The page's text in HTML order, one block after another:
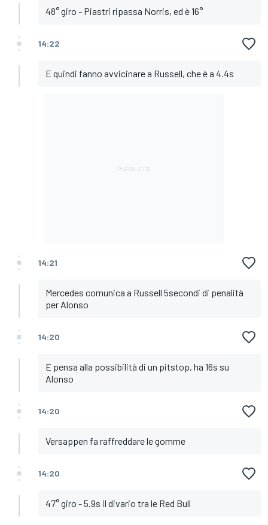
48° giro - Piastri ripassa Norris, ed è 16°
14:22
E quindi fanno avvicinare a Russell, che è a 4.4s
14:21
Mercedes comunica a Russell 5secondi di penalità
per Alonso
14:20
E pensa alla possibilità di un pitstop, ha 16s su
Alonso
14:20
Versappen fa raffreddare le gomme
14:20
47° giro - 5.9s il divario tra le Red Bull